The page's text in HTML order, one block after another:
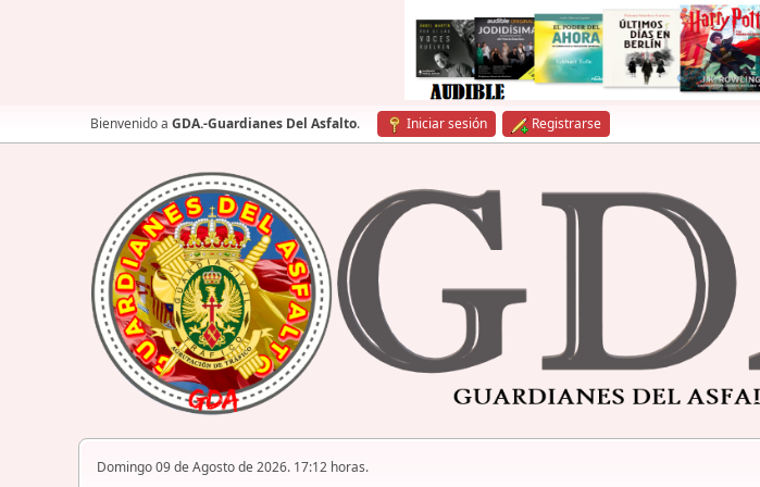
Bienvenido a GDA.-Guardianes Del Asfalto. Iniciar sesión Registrarse
Domingo 09 de Agosto de 2026. 17:12 horas.